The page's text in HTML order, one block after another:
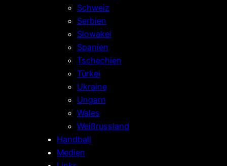
Schweiz
Serbien
Slowakei
Spanien
Tschechien
Türkei
Ukraine
Ungarn
Wales
Weißrussland
Handball
Medien